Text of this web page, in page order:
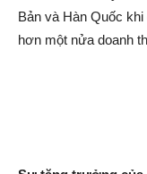
Bản và Hàn Quốc
hơn một nửa doanh